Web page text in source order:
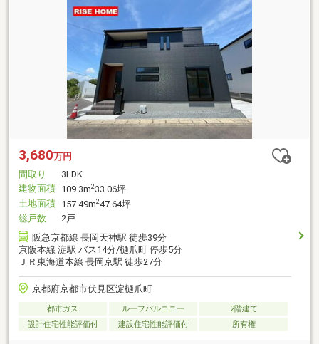
3,680万円
間取り
3LDK
建物面積 109.3m2 33.06坪
土地面積 157.49m247.64坪
総戸数
2戸
阪急京都線 長岡天神駅 徒歩39分
京阪本線 淀駅 バス14分/樋爪町 停歩5分
ＪＲ東海道本線 長岡京駅 徒歩27分
京都府京都市伏見区淀樋爪町
都市ガス ルーフバルコニー
2階建て
設計住宅性能評価付
建設住宅性能評価付 所有権